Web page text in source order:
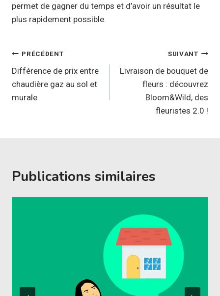
permet de gagner du temps et d’avoir un résultat le
plus rapidement possible.
Navigation
de
l’article
PRÉCÉDENT
Différence de prix entre
chaudière gaz au sol et
murale
SUIVANT
Livraison de bouquet de
fleurs : découvrez
Bloom&Wild, des
fleuristes 2.0 !
Publications similaires